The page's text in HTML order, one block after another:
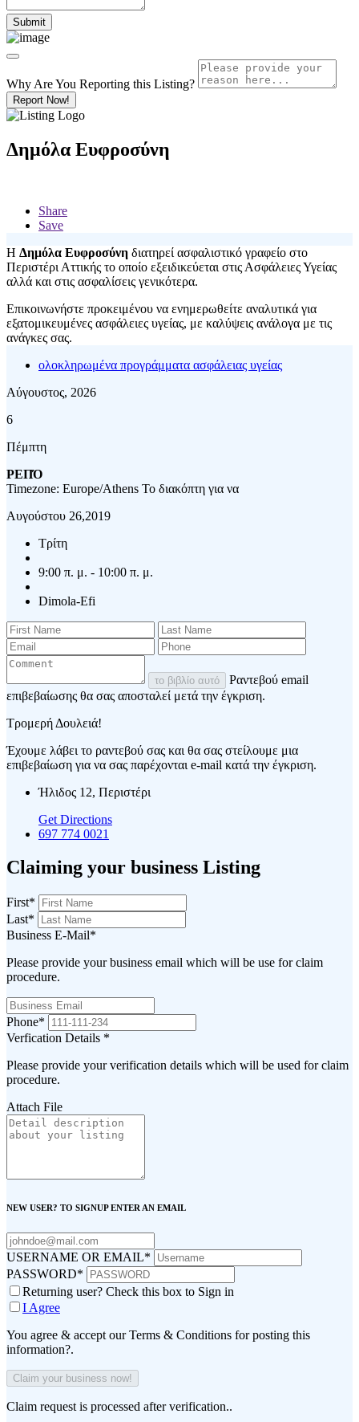
Why Are You Reporting this Listing?
Report Now!
Δημόλα Ευφροσύνη
Share
Save
Η Δημόλα Ευφροσύνη διατηρεί ασφαλιστικό γραφείο στο
Περιστέρι Αττικής το οποίο εξειδικεύεται στις Ασφάλειες Υγείας
αλλά και στις ασφαλίσεις γενικότερα.
Επικοινωνήστε προκειμένου να ενημερωθείτε αναλυτικά για
εξατομικευμένες ασφάλειες υγείας, με καλύψεις ανάλογα με τις
ανάγκες σας.
ολοκληρωμένα προγράμματα ασφάλειας υγείας
Αύγουστος, 2026
6
Πέμπτη
ΡΕΠΌ
Timezone: Europe/Athens Το διακόπτη για να
Αυγούστου 26,2019
Τρίτη
9:00 π. μ. - 10:00 π. μ.
Dimola-Efi
το βιβλίο αυτό
Ραντεβού email
επιβεβαίωσης θα σας αποσταλεί μετά την έγκριση.
Τρομερή Δουλειά!
Έχουμε λάβει το ραντεβού σας και θα σας στείλουμε μια
επιβεβαίωση για να σας παρέχονται e-mail κατά την έγκριση.
Ήλιδος 12, Περιστέρι
Get Directions
697 774 0021
Claiming your business Listing
First*
Last*
Business E-Mail*
Please provide your business email which will be use for claim
procedure.
Phone*
Verfication Details *
Please provide your verification details which will be used for claim
procedure.
Attach File
NEW USER? TO SIGNUP ENTER AN EMAIL
USERNAME OR EMAIL*
PASSWORD*
Returning user? Check this box to Sign in
I Agree
You agree & accept our Terms & Conditions for posting this
information?.
Claim request is processed after verification..